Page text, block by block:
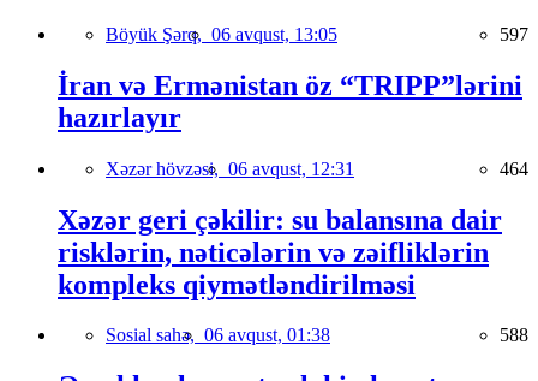
Böyük Şərq, 06 avqust, 13:05 597
İran və Ermənistan öz “TRIPP”lərini
hazırlayır
Xəzər hövzəsi, 06 avqust, 12:31 464
Xəzər geri çəkilir: su balansına dair
risklərin, nəticələrin və zəifliklərin
kompleks qiymətləndirilməsi
Sosial sahə, 06 avqust, 01:38 588